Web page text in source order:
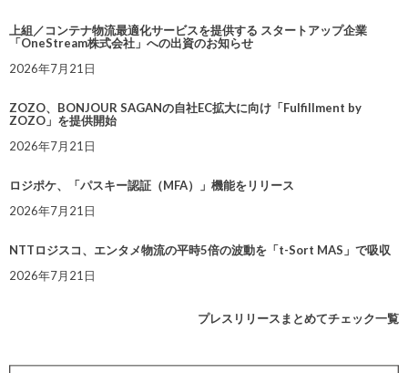
上組／コンテナ物流最適化サービスを提供する スタートアップ企業
「OneStream株式会社」への出資のお知らせ
2026年7月21日
ZOZO、BONJOUR SAGANの自社EC拡大に向け「Fulfillment by
ZOZO」を提供開始
2026年7月21日
ロジポケ、「パスキー認証（MFA）」機能をリリース
2026年7月21日
NTTロジスコ、エンタメ物流の平時5倍の波動を「t-Sort MAS」で吸収
2026年7月21日
プレスリリースまとめてチェック一覧